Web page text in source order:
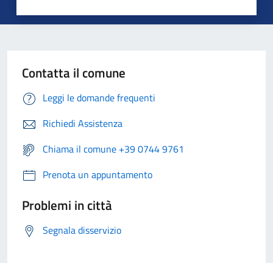
Contatta il comune
Leggi le domande frequenti
Richiedi Assistenza
Chiama il comune +39 0744 9761
Prenota un appuntamento
Problemi in città
Segnala disservizio